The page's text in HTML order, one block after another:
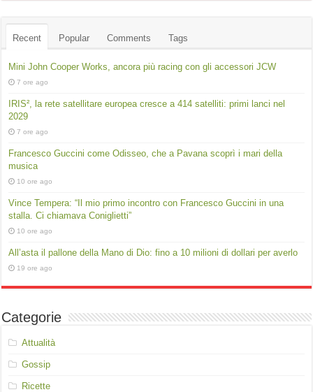
Recent Popular Comments Tags
Mini John Cooper Works, ancora più racing con gli accessori JCW
7 ore ago
IRIS², la rete satellitare europea cresce a 414 satelliti: primi lanci nel
2029
7 ore ago
Francesco Guccini come Odisseo, che a Pavana scoprì i mari della
musica
10 ore ago
Vince Tempera: “Il mio primo incontro con Francesco Guccini in una
stalla. Ci chiamava Coniglietti”
10 ore ago
All’asta il pallone della Mano di Dio: fino a 10 milioni di dollari per averlo
19 ore ago
Categorie
Attualità
Gossip
Ricette